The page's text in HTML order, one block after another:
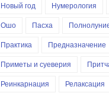
Новый год
Нумерология
Ошо
Пасха
Практика
Предназначение
Приметы и суеверия
Реинкарнация
Релаксация